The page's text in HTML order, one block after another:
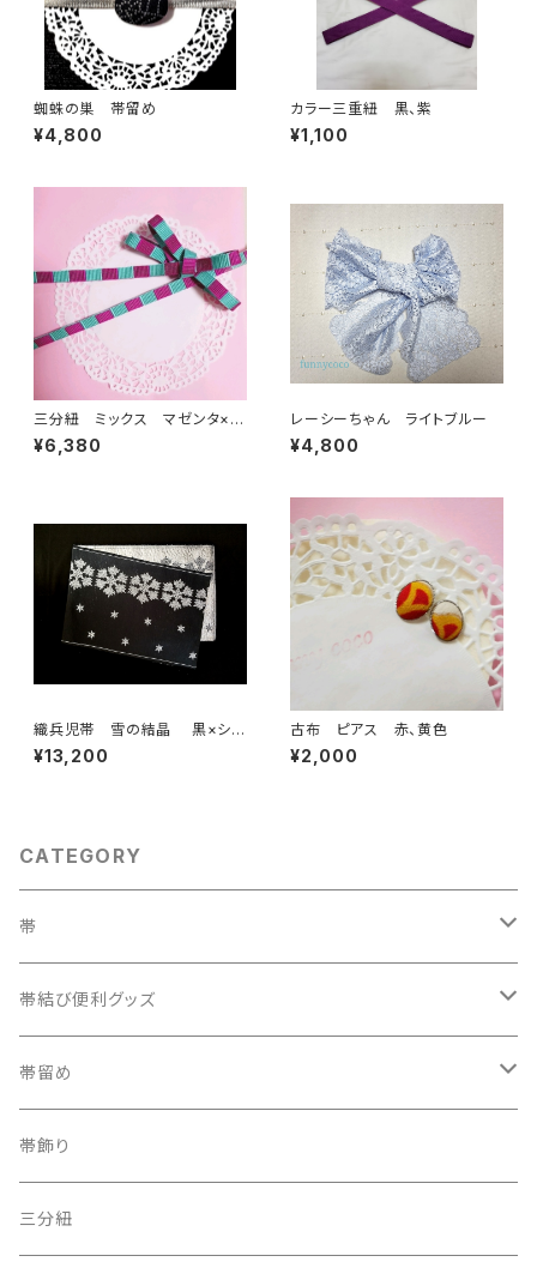
蜘蛛の巣 帯留め
¥4,800
カラー三重紐 黒、紫
¥1,100
三分紐 ミックス マゼンタ×水
色
¥6,380
レーシーちゃん ライトブルー
¥4,800
織兵児帯 雪の結晶 黒×シル
バー(リバーシブル)
¥13,200
古布 ピアス 赤、黄色
¥2,000
CATEGORY
帯
織兵児帯
半幅帯
夏帯
京袋帯
レトロ、アンティーク
帯結び便利グッズ
カラー三重紐
自装用カラー三重紐
レーシーちゃん
帯留め
古布
その他
帯飾り
三分紐